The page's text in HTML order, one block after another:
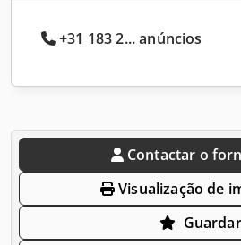
+31 183 2... anúncios
Contactar o
Visualização de
Guardar